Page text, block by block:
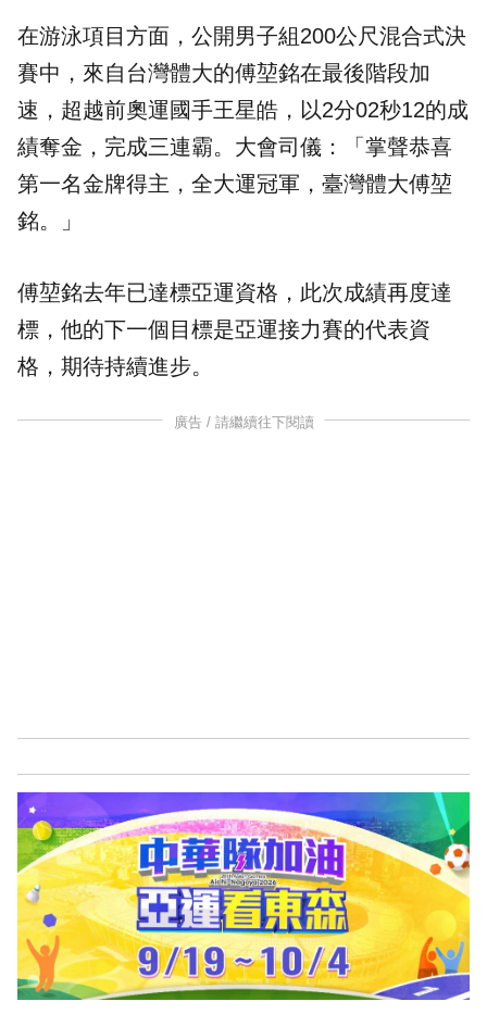
在游泳項目方面，公開男子組200公尺混合式決
賽中，來自台灣體大的傅堃銘在最後階段加
速，超越前奧運國手王星皓，以2分02秒12的成
績奪金，完成三連霸。大會司儀：「掌聲恭喜
第一名金牌得主，全大運冠軍，臺灣體大傅堃
銘。」
傅堃銘去年已達標亞運資格，此次成績再度達
標，他的下一個目標是亞運接力賽的代表資
格，期待持續進步。
廣告 / 請繼續往下閱讀